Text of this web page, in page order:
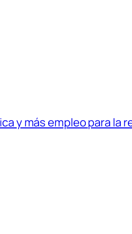
y más empleo para la